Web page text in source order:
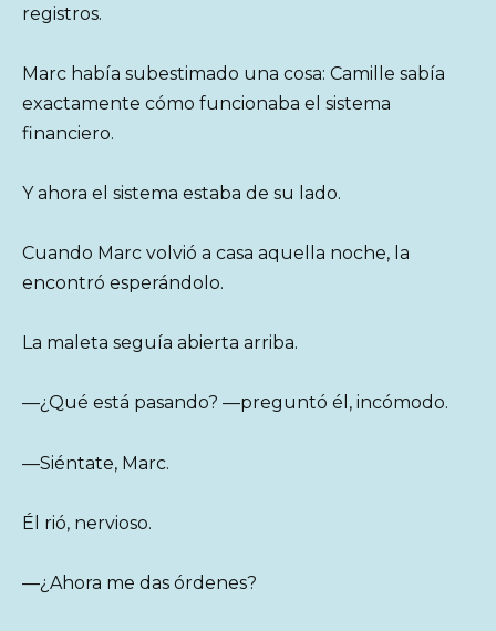
registros.
Marc había subestimado una cosa: Camille sabía
exactamente cómo funcionaba el sistema
financiero.
Y ahora el sistema estaba de su lado.
Cuando Marc volvió a casa aquella noche, la
encontró esperándolo.
La maleta seguía abierta arriba.
—¿Qué está pasando? —preguntó él, incómodo.
—Siéntate, Marc.
Él rió, nervioso.
—¿Ahora me das órdenes?